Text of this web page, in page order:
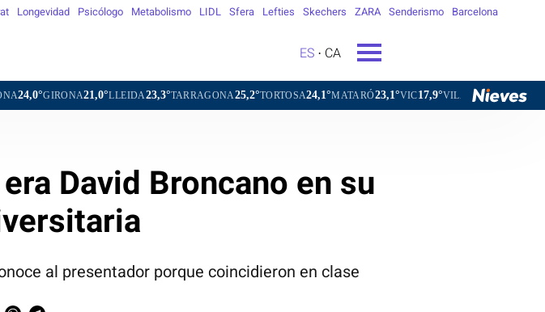
Longevidad Psicólogo Metabolismo LIDL Sfera Lefties Skechers ZARA Senderismo Barcelona
ES CA
21,0°LLEIDA23,3°TARRAGONA25,2°TORTOSA24,1°MATARÓ23,1°VIC17,9°VILAFRANCA DEL PENEDÈS20,9°
David Broncano en su
al presentador porque coincidieron en clase